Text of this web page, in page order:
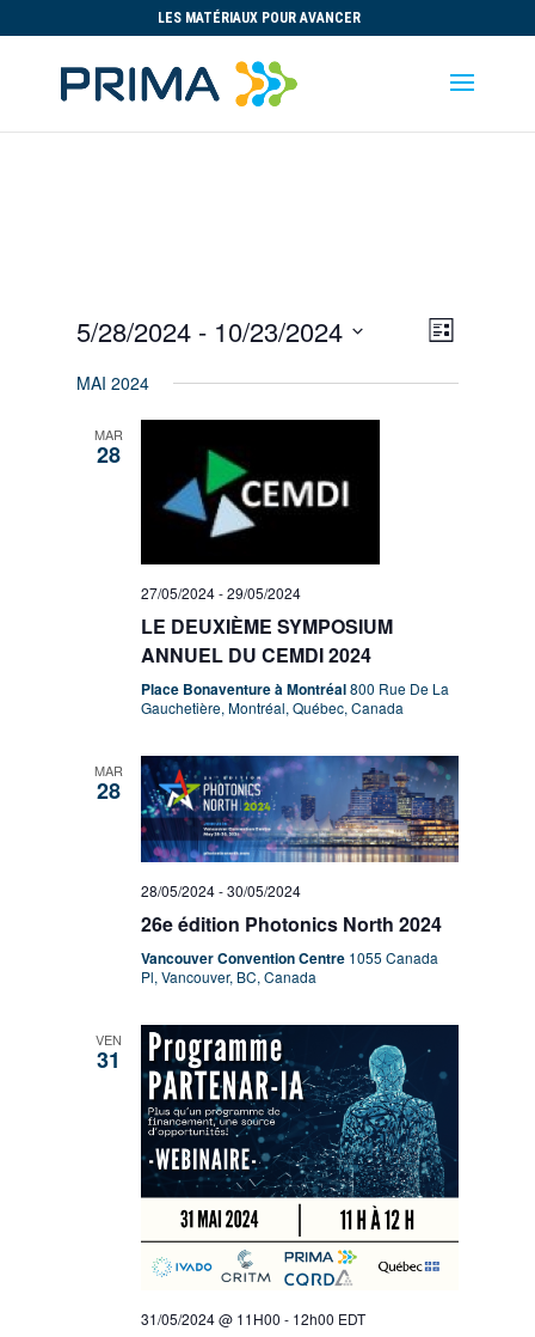
LES MATÉRIAUX POUR AVANCER
Views
Event
Liste
5/28/2024 - 10/23/2024
Select
MAI 2024
MAR
28
27/05/2024-29/05/2024
LE DEUXIÈME SYMPOSIUM
ANNUEL DU CEMDI 2024
Place Bonaventure à Montréal800 Rue De La
Gauchetière, Montréal, Québec, Canada
MAR
28
28/05/2024-30/05/2024
26e édition Photonics North 2024
Vancouver Convention Centre 1055 Canada
Pl, Vancouver, BC, Canada
VEN
31
31/05/2024 @ 11H00 - 12h00 EDT